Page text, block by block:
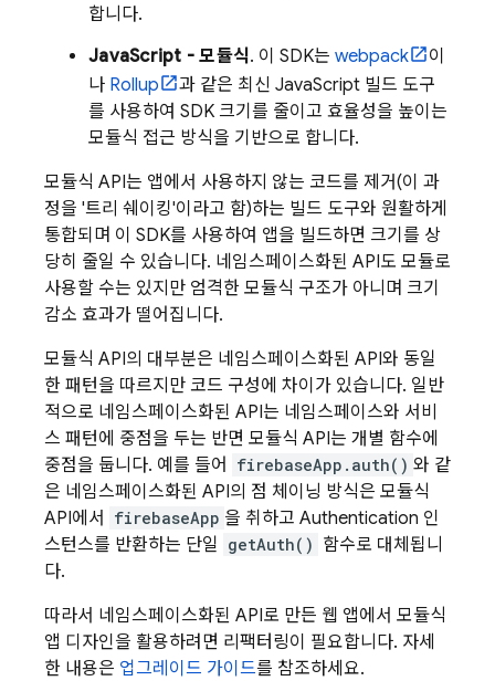
합니다.
JavaScript - 모듈식. 이 SDK는 webpack
이
나 Rollup
과 같은 최신 JavaScript 빌드 도구
를 사용하여 SDK 크기를 줄이고 효율성을 높이는
모듈식 접근 방식을 기반으로 합니다.
모듈식 API는 앱에서 사용하지 않는 코드를 제거(이 과
정을 '트리 쉐이킹'이라고 함)하는 빌드 도구와 원활하게
통합되며 이 SDK를 사용하여 앱을 빌드하면 크기를 상
당히 줄일 수 있습니다. 네임스페이스화된 API도 모듈로
사용할 수는 있지만 엄격한 모듈식 구조가 아니며 크기
감소 효과가 떨어집니다.
모듈식 API의 대부분은 네임스페이스화된 API와 동일
한 패턴을 따르지만 코드 구성에 차이가 있습니다. 일반
적으로 네임스페이스화된 API는 네임스페이스와 서비
스 패턴에 중점을 두는 반면 모듈식 API는 개별 함수에
중점을 둡니다. 예를 들어
firebaseApp.auth() 와 같
은 네임스페이스화된 API의 점 체이닝 방식은 모듈식
API에서
firebaseApp 을 취하고 Authentication 인
스턴스를 반환하는 단일 getAuth() 함수로 대체됩니
다.
따라서 네임스페이스화된 API로 만든 웹 앱에서 모듈식
앱 디자인을 활용하려면 리팩터링이 필요합니다. 자세
한 내용은 업그레이드 가이드를 참조하세요.